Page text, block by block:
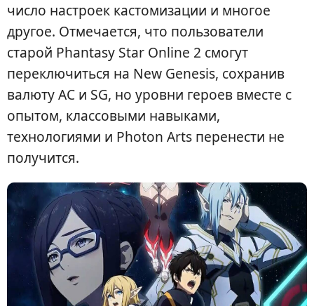
число настроек кастомизации и многое
другое. Отмечается, что пользователи
старой Phantasy Star Online 2 смогут
переключиться на New Genesis, сохранив
валюту AC и SG, но уровни героев вместе с
опытом, классовыми навыками,
технологиями и Photon Arts перенести не
получится.